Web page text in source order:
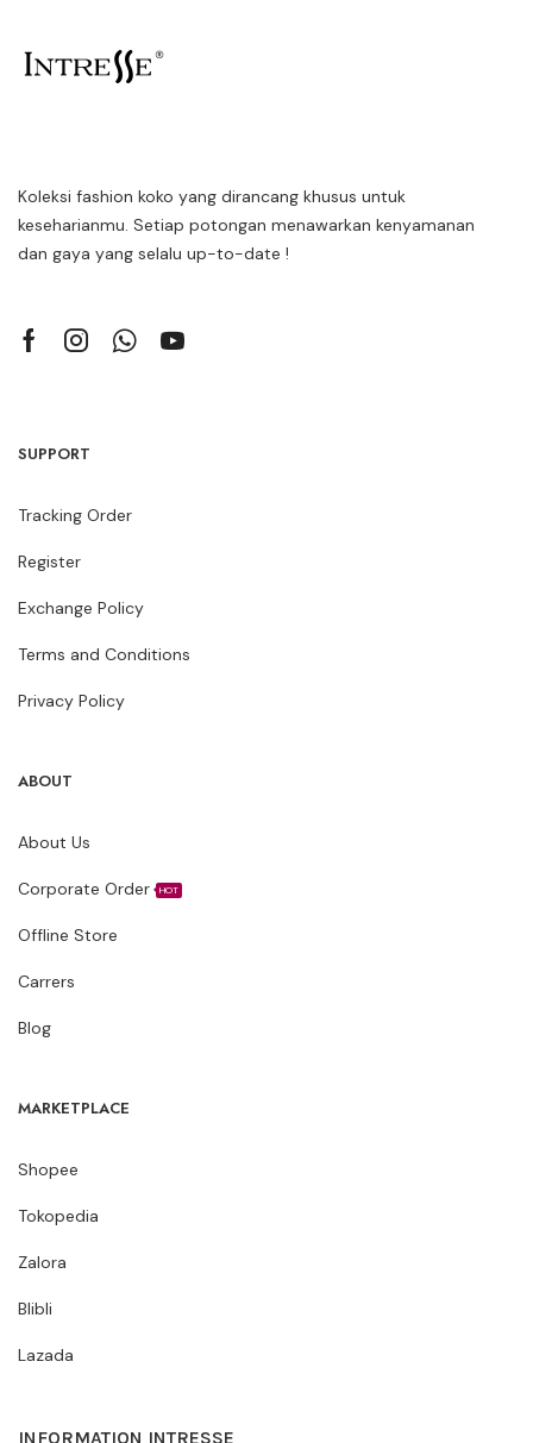
Koleksi fashion koko yang dirancang khusus untuk
keseharianmu. Setiap potongan menawarkan kenyamanan
dan gaya yang selalu up-to-date !
SUPPORT
Tracking Order
Register
Exchange Policy
Terms and Conditions
Privacy Policy
ABOUT
About Us
Corporate Order HOT
Offline Store
Carrers
Blog
MARKETPLACE
Shopee
Tokopedia
Zalora
Blibli
Lazada
INFORMATION INTRESSE